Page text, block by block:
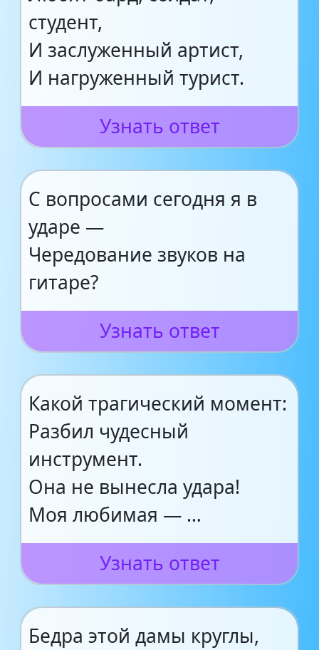
студент,
И заслуженный артист,
И нагруженный турист.
Узнать ответ
С вопросами сегодня я в
ударе —
Чередование звуков на
гитаре?
Узнать ответ
Какой трагический момент:
Разбил чудесный
инструмент.
Она не вынесла удара!
Моя любимая — …
Узнать ответ
Бедра этой дамы круглы,